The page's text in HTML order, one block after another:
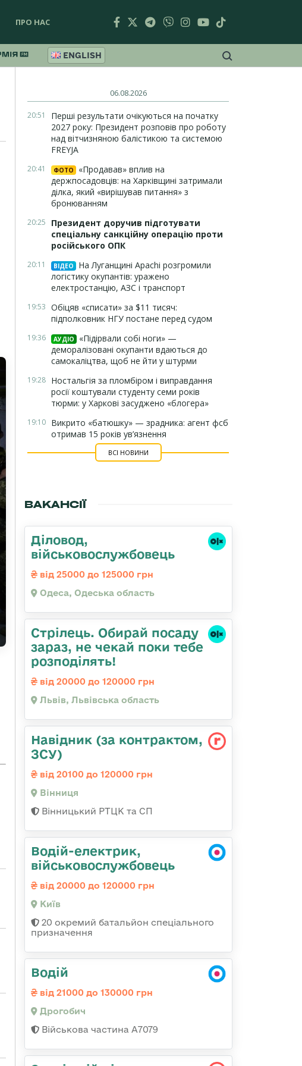
ПРО НАС
ENGLISH
06.08.2026
20:51
Перші результати очікуються на початку
2027 року: Президент розповів про роботу
над вітчизняною балістикою та системою
FREYJA
20:41 ФОТО
«Продавав» вплив на
держпосадовців: на Харківщині затримали
ділка, який «вирішував питання» з
бронюванням
20:25
Президент доручив підготувати
спеціальну санкційну операцію проти
російського ОПК
20:11 ВІДЕО
На Луганщині Apachi розгромили
логістику окупантів: уражено
електростанцію, АЗС і транспорт
19:53 Обіцяв «списати» за $11 тисяч:
підполковник НГУ постане перед судом
19:36 АУДІО
«Підірвали собі ноги» —
деморалізовані окупанти вдаються до
самокаліцтва, щоб не йти у штурми
19:28 Ностальгія за пломбіром і виправдання
росії коштували студенту семи років
тюрми: у Харкові засуджено «блогера»
19:10 Викрито «батюшку» — зрадника: агент фсб
отримав 15 років ув’язнення
ВСІ НОВИНИ
ВАКАНСІЇ
Діловод,
військовослужбовець
від 25000 до 125000 грн
Одеса, Одеська область
Стрілець. Обирай посаду
зараз, не чекай поки тебе
розподілять!
від 20000 до 120000 грн
Львів, Львівська область
Навідник (за контрактом,
ЗСУ)
від 20100 до 120000 грн
Вінниця
Вінницький РТЦК та СП
Водій-електрик,
військовослужбовець
від 20000 до 120000 грн
Київ
20 окремий батальйон спеціального
призначення
Водій
від 21000 до 130000 грн
Дрогобич
Військова частина А7079